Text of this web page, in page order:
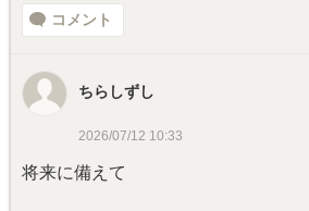
コメント
ちらしずし
2026/07/12 10:33
将来に備えて